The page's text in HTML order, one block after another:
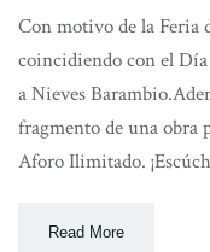
Con motivo de la Feria
coincidiendo con el
a Nieves
fragmento de una obra
Aforo Ilimitado.
Read More